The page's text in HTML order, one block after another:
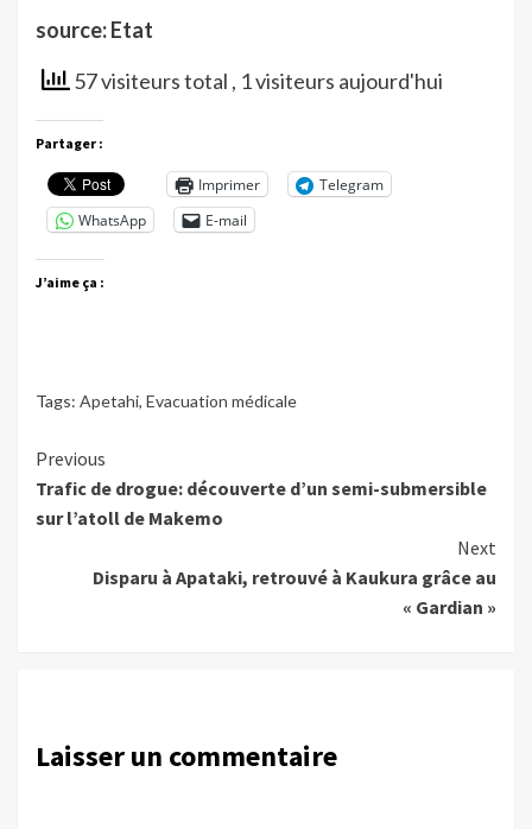
source: Etat
57 visiteurs total , 1 visiteurs aujourd'hui
Partager :
Imprimer
Telegram
WhatsApp
E-mail
J’aime ça :
Tags: Apetahi, Evacuation médicale
Continue
Reading
Previous
Trafic de drogue: découverte d’un semi-submersible
sur l’atoll de Makemo
Next
Disparu à Apataki, retrouvé à Kaukura grâce au
« Gardian »
Laisser un commentaire